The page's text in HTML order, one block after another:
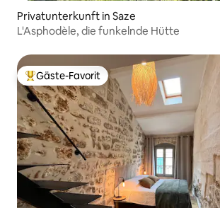
Privatunterkunft in Saze
L'Asphodèle, die funkelnde Hütte
Beliebter Gäste-Favorit.
Gäste-Favorit